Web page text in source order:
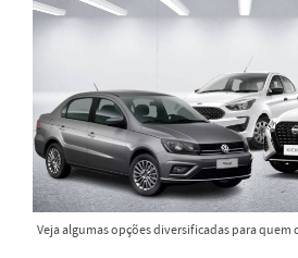
Veja algumas opções diversificadas para quem